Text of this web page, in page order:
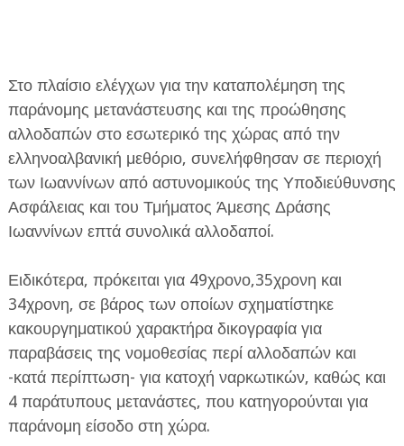
ΕΦΗΜΕΡΙΔΑ Η ΠΑΡΓΑ
ΠΛΗΡΟΦΟΡΙΕΣ
Στο πλαίσιο ελέγχων για την καταπολέμηση της
παράνομης μετανάστευσης και της προώθησης
αλλοδαπών στο εσωτερικό της χώρας από την
ελληνοαλβανική μεθόριο, συνελήφθησαν σε περιοχή
των Ιωαννίνων από αστυνομικούς της Υποδιεύθυνσης
Ασφάλειας και του Τμήματος Άμεσης Δράσης
Ιωαννίνων επτά συνολικά αλλοδαποί.
Ειδικότερα, πρόκειται για 49χρονο,35χρονη και
34χρονη, σε βάρος των οποίων σχηματίστηκε
κακουργηματικού χαρακτήρα δικογραφία για
παραβάσεις της νομοθεσίας περί αλλοδαπών και
-κατά περίπτωση- για κατοχή ναρκωτικών, καθώς και
4 παράτυπους μετανάστες, που κατηγορούνται για
παράνομη είσοδο στη χώρα.